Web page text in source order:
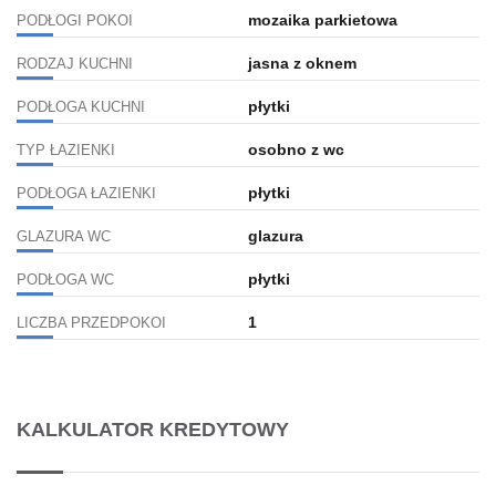
PODŁOGI POKOI mozaika parkietowa
RODZAJ KUCHNI jasna z oknem
PODŁOGA KUCHNI płytki
TYP ŁAZIENKI osobno z wc
PODŁOGA ŁAZIENKI płytki
GLAZURA WC glazura
PODŁOGA WC płytki
LICZBA PRZEDPOKOI 1
KALKULATOR KREDYTOWY